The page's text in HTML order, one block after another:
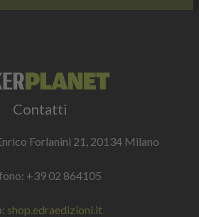
Contatti
Forlanini 21, 20134 Milano
+39 02 864105
shop.edraedizioni.it